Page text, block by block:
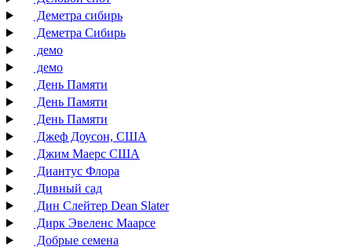
Деметра сибирь
Деметра Сибирь
демо
демо
День Памяти
День Памяти
День Памяти
Джеф Доусон, США
Джим Маерс США
Диантус Флора
Дивный сад
Дин Слейтер Dean Slater
Дирк Эвеленс Маарсе
Добрые семена